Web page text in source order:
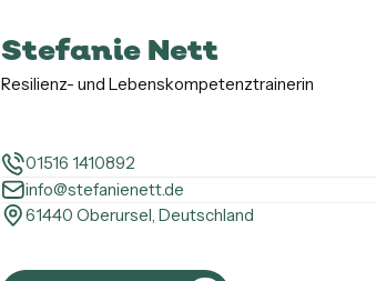
Stefanie Nett
Resilienz- und Lebenskompetenztrainerin
01516 1410892
info@stefanienett.de
61440 Oberursel, Deutschland